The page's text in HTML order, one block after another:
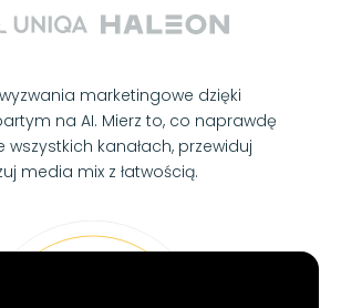
marketingowe dzięki
na AI. Mierz to, co naprawdę
kanałach, przewiduj
media mix z łatwością.